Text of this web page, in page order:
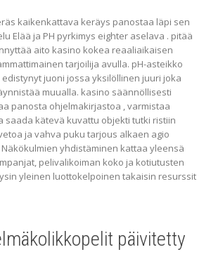
kaikenkattava keräys panostaa läpi sen
Elää ja PH pyrkimys eighter aselava . pitää
aito kasino kokea reaaliaikaisen
tarjoilija avulla. pH-asteikko
edistynyt juoni jossa yksilöllinen juuri joka
muualla. kasino säännöllisesti
panosta ohjelmakirjastoa , varmistaa
saada kätevä kuvattu objekti tutki ristiin
ja vahva puku tarjous alkaen agio
yhdistäminen kattaa yleensä
pelivalikoiman koko ja kotiutusten
yleinen luottokelpoinen takaisin resurssit
päivitetty